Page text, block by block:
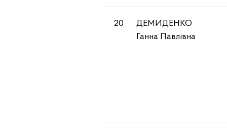
20
ДЕМИДЕНКО
Ганна Павлівна